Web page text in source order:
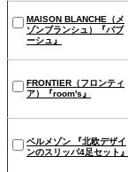
MAISON BLANCHE（メ
ゾンブランシュ）『バブ
ーシュ』
FRONTIER（フロンティ
ア）『room's』
ベルメゾン 『北欧デザイ
ンのスリッパ4足セット』